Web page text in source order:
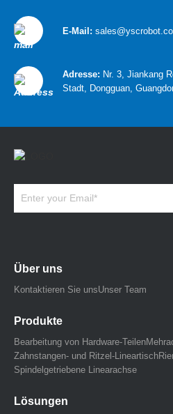
E-Mail:
Adresse: Nr. 3, Jiankang
Stadt, Dongguan,
Über uns
Kontaktieren Sie unsUnser Team
Produkte
Bearbeitung von Hardware-Teilen
Zahnstangen- und Ritzel-Lineartisch
Spindelgetriebene Linearachse
Lösungen